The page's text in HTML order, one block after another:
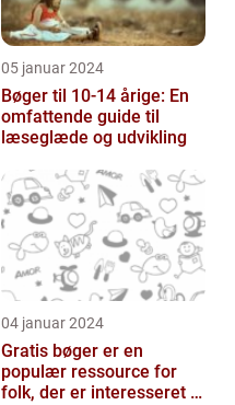
05 januar 2024
Bøger til 10-14 årige: En
omfattende guide til
læseglæde og udvikling
04 januar 2024
Gratis bøger er en
populær ressource for
folk, der er interesseret i